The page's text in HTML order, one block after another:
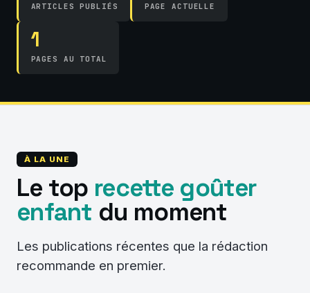
ARTICLES PUBLIÉS PAGE ACTUELLE
1
PAGES AU TOTAL
À LA UNE
Le top recette goûter
enfant du moment
Les publications récentes que la rédaction
recommande en premier.